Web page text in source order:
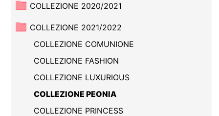
COLLEZIONE 2020/2021
COLLEZIONE 2021/2022
COLLEZIONE COMUNIONE
COLLEZIONE FASHION
COLLEZIONE LUXURIOUS
COLLEZIONE PEONIA
COLLEZIONE PRINCESS